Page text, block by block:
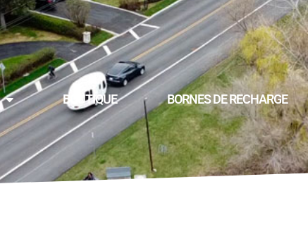
BOUTIQUE BORNES DE RECHARGE